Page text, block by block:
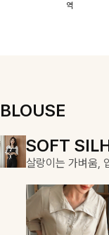
스에요🖤
역
BLOUSE
SOFT
살랑이는 가벼움,
COZY
매일의 일상을 부
DOUBLE
함께할 때 더욱 완